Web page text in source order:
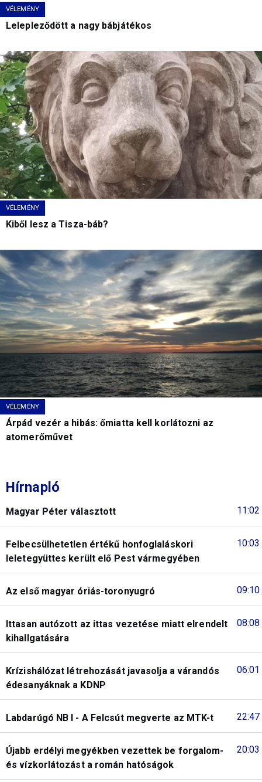
VÉLEMÉNY
Lelepleződött a nagy bábjátékos
VÉLEMÉNY
Kiből lesz a Tisza-báb?
VÉLEMÉNY
Árpád vezér a hibás: őmiatta kell korlátozni az
atomerőművet
Hírnapló
11:02
Magyar Péter választott
10:03
Felbecsülhetetlen értékű honfoglaláskori
leletegyüttes került elő Pest vármegyében
09:10
Az első magyar óriás-toronyugró
08:08
Ittasan autózott az ittas vezetése miatt elrendelt
kihallgatására
06:01
Krízishálózat létrehozását javasolja a várandós
édesanyáknak a KDNP
22:47
Labdarúgó NB I - A Felcsút megverte az MTK-t
20:03
Újabb erdélyi megyékben vezettek be forgalom-
és vízkorlátozást a román hatóságok